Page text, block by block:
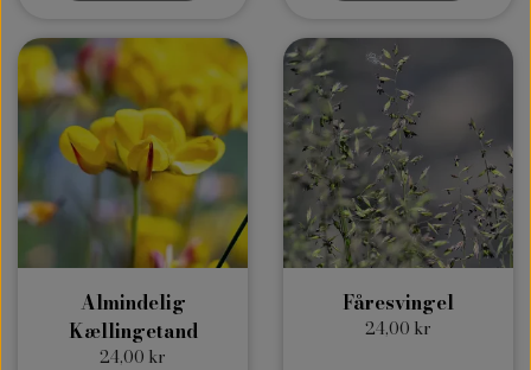
Almindelig
Kællingetand
24,00 kr
Fåresvingel
24,00 kr